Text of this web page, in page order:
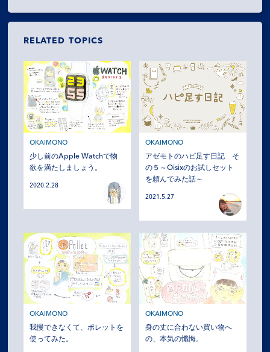
RELATED TOPICS
OKAIMONO
少し前のApple Watchで物
欲を満たしましょう。
2020.2.28
OKAIMONO
アゼモトのハピ足す日記 そ
の５～Oisixのお試しセット
を頼んでみた話～
2021.5.27
OKAIMONO
我慢できなくて、ポレットを
使ってみた。
OKAIMONO
身の丈に合わない買い物へ
の、本気の懺悔。